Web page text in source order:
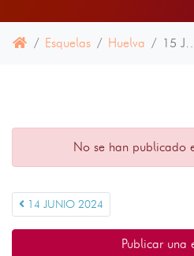
Esquelas Huelva 15
No se han publicado
14 JUNIO 2024
Publicar una